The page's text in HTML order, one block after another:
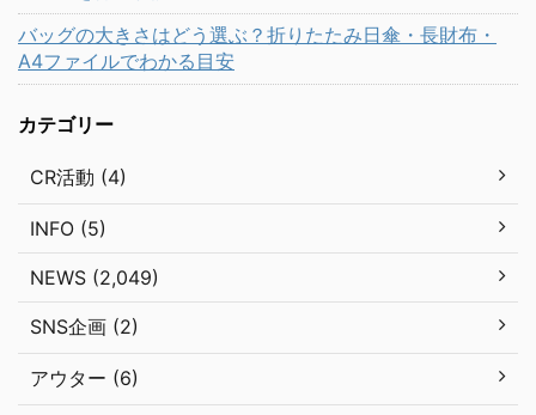
バッグの大きさはどう選ぶ？折りたたみ日傘・長財布・
A4ファイルでわかる目安
カテゴリー
CR活動 (4)
INFO (5)
NEWS (2,049)
SNS企画 (2)
アウター (6)